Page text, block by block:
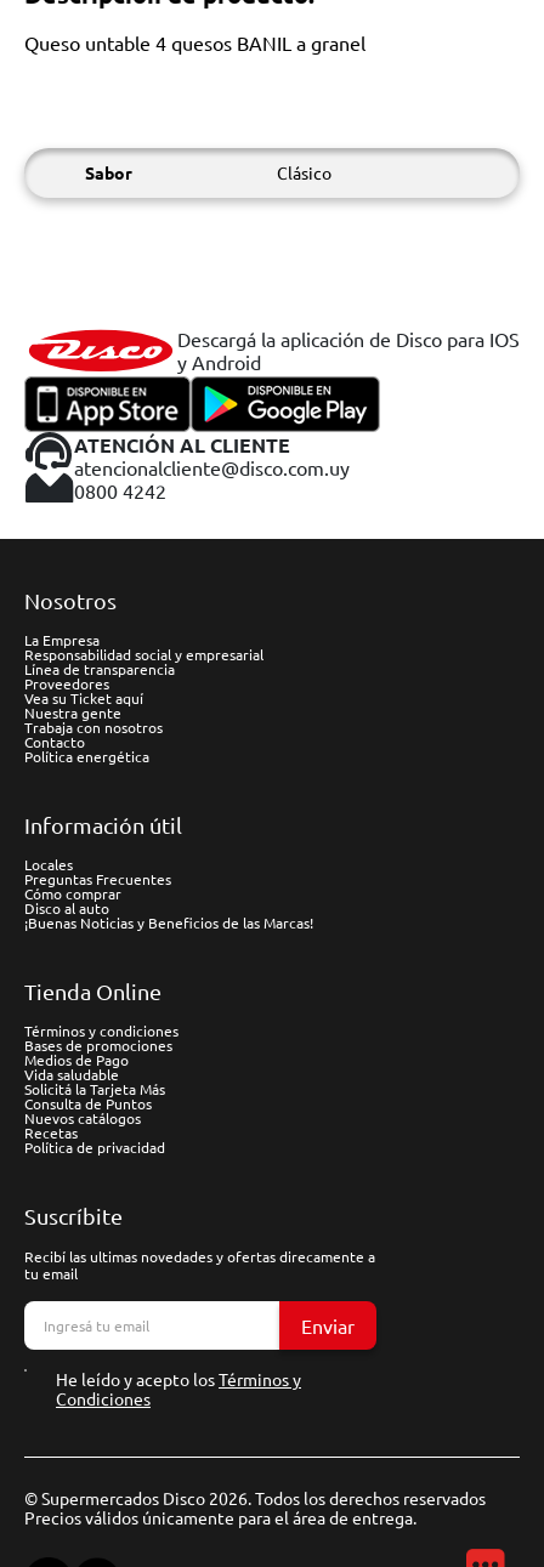
Queso untable 4 quesos BANIL a granel
Sabor Clásico
Descargá la aplicación de Disco para IOS
y Android
ATENCIÓN AL CLIENTE
atencionalcliente@disco.com.uy
0800 4242
Nosotros
La Empresa
Responsabilidad social y empresarial
Línea de transparencia
Proveedores
Vea su Ticket aquí
Nuestra gente
Trabaja con nosotros
Contacto
Política energética
Información útil
Locales
Preguntas Frecuentes
Cómo comprar
Disco al auto
¡Buenas Noticias y Beneficios de las Marcas!
Tienda Online
Términos y condiciones
Bases de promociones
Medios de Pago
Vida saludable
Solicitá la Tarjeta Más
Consulta de Puntos
Nuevos catálogos
Recetas
Política de privacidad
Suscríbite
Recibí las ultimas novedades y ofertas direcamente a
tu email
Enviar
He leído y acepto losTérminos y
Condiciones
© Supermercados Disco 2026. Todos los derechos reservados
Precios válidos únicamente para el área de entrega.